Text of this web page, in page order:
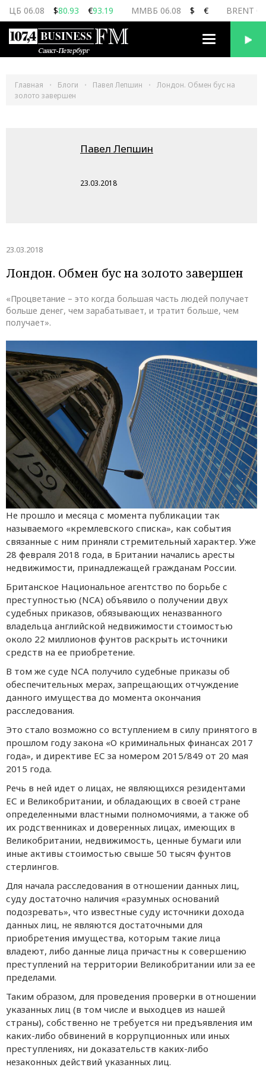
ЦБ 06.08 $80.93 €93.19 ММВБ 06.08 $ € BRENT
Переключить
Главная Блоги Павел Лепшин
Лондон. Обмен бус на
золото завершен
Павел Лепшин
23.03.2018
23.03.2018
Лондон. Обмен бус на золото завершен
«Процветание – это когда большая часть людей получает
больше денег, чем зарабатывает, и тратит больше, чем
получает».
Не прошло и месяца с момента публикации так
называемого «кремлевского списка», как события
связанные с ним приняли стремительный характер. Уже
28 февраля 2018 года, в Британии начались аресты
недвижимости, принадлежащей гражданам России.
Британское Национальное агентство по борьбе с
преступностью (NCA) объявило о получении двух
судебных приказов, обязывающих неназванного
владельца английской недвижимости стоимостью
около 22 миллионов фунтов раскрыть источники
средств на ее приобретение.
В том же суде NCA получило судебные приказы об
обеспечительных мерах, запрещающих отчуждение
данного имущества до момента окончания
расследования.
Это стало возможно со вступлением в силу принятого в
прошлом году закона «О криминальных финансах 2017
года», и директиве ЕС за номером 2015/849 от 20 мая
2015 года.
Речь в ней идет о лицах, не являющихся резидентами
ЕС и Великобритании, и обладающих в своей стране
определенными властными полномочиями, а также об
их родственниках и доверенных лицах, имеющих в
Великобритании, недвижимость, ценные бумаги или
иные активы стоимостью свыше 50 тысяч фунтов
стерлингов.
Для начала расследования в отношении данных лиц,
суду достаточно наличия «разумных оснований
подозревать», что известные суду источники дохода
данных лиц, не являются достаточными для
приобретения имущества, которым такие лица
владеют, либо данные лица причастны к совершению
преступлений на территории Великобритании или за ее
пределами.
Таким образом, для проведения проверки в отношении
указанных лиц (в том числе и выходцев из нашей
страны), собственно не требуется ни предъявления им
каких-либо обвинений в коррупционных или иных
преступлениях, ни доказательств каких-либо
незаконных действий указанных лиц.